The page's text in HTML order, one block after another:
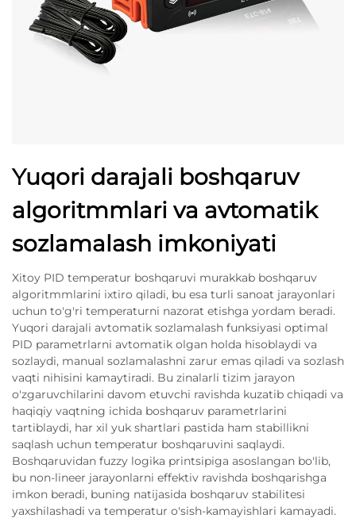
Yuqori darajali boshqaruv
algoritmmlari va avtomatik
sozlamalash imkoniyati
Xitoy PID temperatur boshqaruvi murakkab boshqaruv
algoritmmlarini ixtiro qiladi, bu esa turli sanoat jarayonlari
uchun to'g'ri temperaturni nazorat etishga yordam beradi.
Yuqori darajali avtomatik sozlamalash funksiyasi optimal
PID parametrlarni avtomatik olgan holda hisoblaydi va
sozlaydi, manual sozlamalashni zarur emas qiladi va sozlash
vaqti nihisini kamaytiradi. Bu zinalarli tizim jarayon
o'zgaruvchilarini davom etuvchi ravishda kuzatib chiqadi va
haqiqiy vaqtning ichida boshqaruv parametrlarini
tartiblaydi, har xil yuk shartlari pastida ham stabillikni
saqlash uchun temperatur boshqaruvini saqlaydi.
Boshqaruvidan fuzzy logika printsipiga asoslangan bo'lib,
bu non-lineer jarayonlarni effektiv ravishda boshqarishga
imkon beradi, buning natijasida boshqaruv stabilitesi
yaxshilashadi va temperatur o'sish-kamayishlari kamayadi.